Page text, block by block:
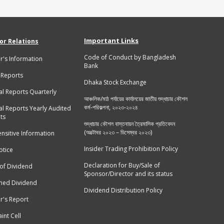
Relations
Information
Reports Quarterly
Reports Yearly Audited
Information
Dividend
Dividend
Report
Cell
Important Links
Code of Conduct by Bangladesh
Bank
Dhaka Stock Exchange
আঞ্চলিক/মাঠ পর্যায়ের কার্যালয়ের জাতীয় শুদ্ধাচার কৌশল
কর্ম-পরিকল্পনা, ২০২৩-২০২৪
শুদ্ধাচার কৌশল বাস্তবায়ন ত্রৈমাসিক প্রতিবেদন
(অক্টোবর ২০২৩ – ডিসেম্বর ২০২৩)
Insider Trading Prohibition Policy
Declaration for Buy/Sale of
Sponsor/Director and its status
Dividend Distribution Policy